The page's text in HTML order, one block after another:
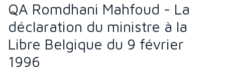
QA Romdhani Mahfoud - La
déclaration du ministre à la
Libre Belgique du 9 février
1996